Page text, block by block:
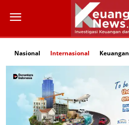
Nasional Internasional Keuangan